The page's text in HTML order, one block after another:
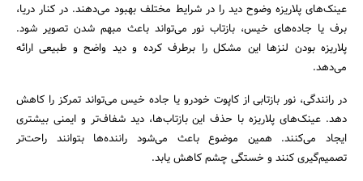
عینک‌های پلاریزه وضوح دید را در شرایط مختلف بهبود می‌دهند. در کنار دریا،
برف یا جاده‌های خیس، بازتاب نور می‌تواند باعث مبهم شدن تصویر شود.
پلاریزه بودن لنزها این مشکل را برطرف کرده و دید واضح و طبیعی ارائه
می‌دهد.
در رانندگی، نور بازتابی از کاپوت خودرو یا جاده خیس می‌تواند تمرکز را کاهش
دهد. عینک‌های پلاریزه با حذف این بازتاب‌ها، دید شفاف‌تر و ایمنی بیشتری
ایجاد می‌کنند. همین موضوع باعث می‌شود راننده‌ها بتوانند راحت‌تر
تصمیم‌گیری کنند و خستگی چشم کاهش یابد.